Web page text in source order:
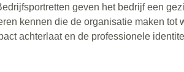
geven het bedrijf een
kennen die de organisatie maken tot
achterlaat en de professionele